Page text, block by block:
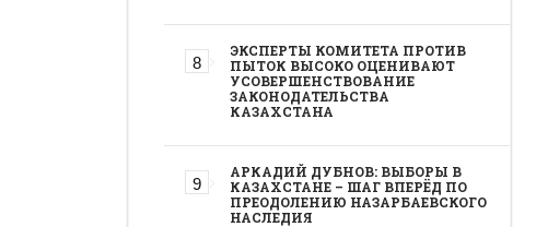
ЭКСПЕРТЫ КОМИТЕТА ПРОТИВ
ПЫТОК ВЫСОКО ОЦЕНИВАЮТ
УСОВЕРШЕНСТВОВАНИЕ
ЗАКОНОДАТЕЛЬСТВА
КАЗАХСТАНА
АРКАДИЙ ДУБНОВ: ВЫБОРЫ В
КАЗАХСТАНЕ – ШАГ ВПЕРЁД ПО
ПРЕОДОЛЕНИЮ НАЗАРБАЕВСКОГО
НАСЛЕДИЯ